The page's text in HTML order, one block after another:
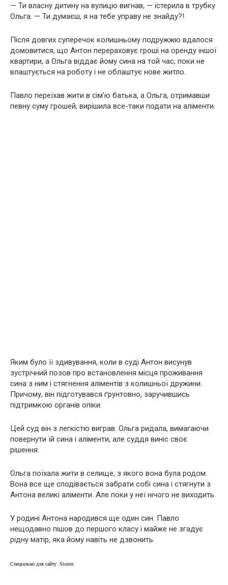
— Ти власну дитину на вулицю вигнав, — істерила в трубку
Ольга. — Ти думаєш, я на тебе управу не знайду?!
Після довгих суперечок колишньому подружжю вдалося
домовитися, що Антон перераховує гроші на оренду іншої
квартири, а Ольга віддає йому сина на той час, поки не
влаштується на роботу і не облаштує нове житло.
Павло переїхав жити в сім’ю батька, а Ольга, отримавши
певну суму грошей, вирішила все-таки подати на аліменти.
Яким було її здивування, коли в суді Антон висунув
зустрічний позов про встановлення місця проживання
сина з ним і стягнення аліментів з колишньої дружини.
Причому, він підготувався ґрунтовно, заручившись
підтримкою органів опіки.
Цей суд він з легкістю виграв. Ольга ридала, вимагаючи
повернути їй сина і аліменти, але суддя виніс своє
рішення.
Ольга поїхала жити в селище, з якого вона була родом.
Вона все ще сподівається забрати собі сина і стягнути з
Антона великі аліменти. Але поки у неї нічого не виходить.
У родині Антона народився ще один син. Павло
нещодавно пішов до першого класу і майже не згадує
рідну матір, яка йому навіть не дзвонить.
Спеціально для сайту Stories